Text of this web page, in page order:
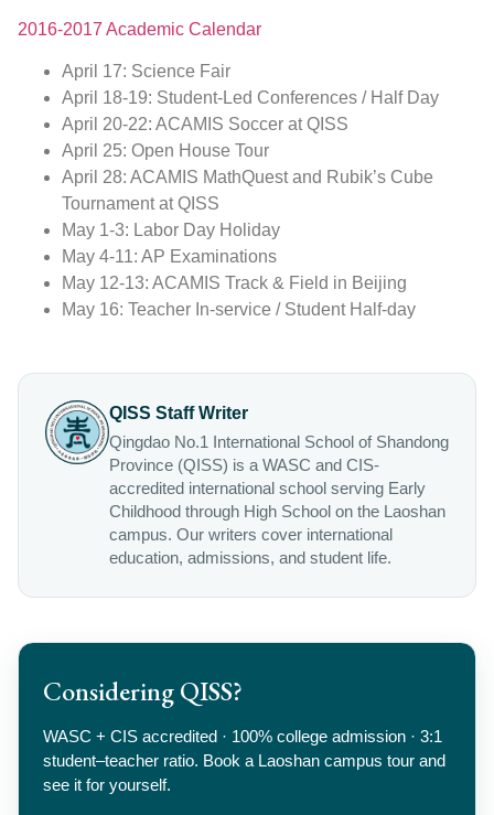
2016-2017 Academic Calendar
April 17: Science Fair
April 18-19: Student-Led Conferences / Half Day
April 20-22: ACAMIS Soccer at QISS
April 25: Open House Tour
April 28: ACAMIS MathQuest and Rubik’s Cube
Tournament at QISS
May 1-3: Labor Day Holiday
May 4-11: AP Examinations
May 12-13: ACAMIS Track & Field in Beijing
May 16: Teacher In-service / Student Half-day
QISS Staff Writer
Qingdao No.1 International School of Shandong
Province (QISS) is a WASC and CIS-
accredited international school serving Early
Childhood through High School on the Laoshan
campus. Our writers cover international
education, admissions, and student life.
Considering QISS?
WASC + CIS accredited · 100% college admission · 3:1
student–teacher ratio. Book a Laoshan campus tour and
see it for yourself.